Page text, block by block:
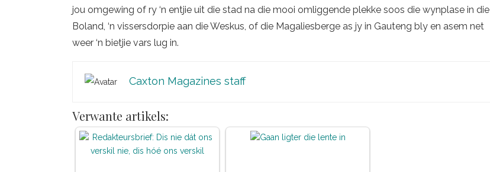
jou omgewing of ry ‘n entjie uit die stad na die mooi omliggende plekke soos die wynplase in die
Boland, ‘n vissersdorpie aan die Weskus, of die Magaliesberge as jy in Gauteng bly en asem net
weer ‘n bietjie vars lug in.
Caxton Magazines staff
Verwante artikels: